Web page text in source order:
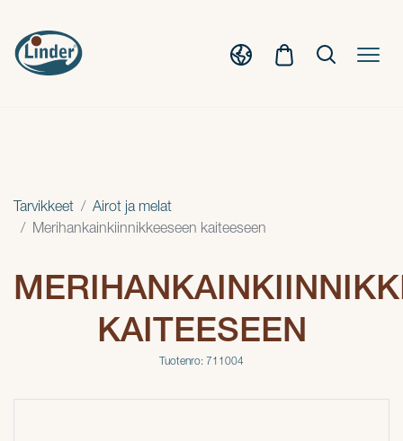
Tarvikkeet
Airot ja melat
Merihankainkiinnikkeeseen kaiteeseen
KAITEESEEN
Tuotenro: 711004